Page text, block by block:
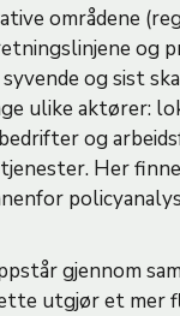
områdene
og
og sist
ulike aktører:
og
Her
gjennom
utgjør et mer